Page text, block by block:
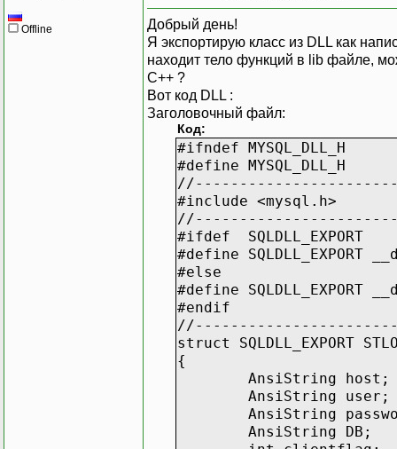
Offline
Добрый день!
Я экспортирую класс из DLL как
находит тело функций в lib файле,
C++ ?
Вот код DLL :
Заголовочный файл:
Код:
#ifndef MYSQL_DLL_H
#define MYSQL_DLL_H
#include <mysql.h>
#ifdef SQLDLL_EXPORT
#define SQLDLL_EXPORT
#else
#define SQLDLL_EXPORT
#endif
struct SQLDLL_EXPORT
{
AnsiString host;
AnsiString user;
AnsiString
AnsiString DB;